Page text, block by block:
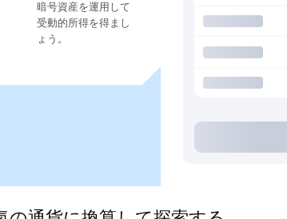
暗号資産を運用して
受動的所得を得まし
ょう。